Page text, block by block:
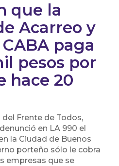
que la
Acarreo y
paga
pesos por
hace 20
Frente de Todos,
en LA 990 el
la Ciudad de Buenos
porteño sólo le cobra
empresas que se